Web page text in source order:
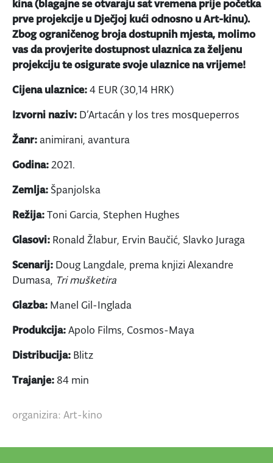
kina (blagajne se otvaraju sat vremena prije početka
prve projekcije u Dječjoj kući odnosno u Art-kinu).
Zbog ograničenog broja dostupnih mjesta, molimo
vas da provjerite dostupnost ulaznica za željenu
projekciju te osigurate svoje ulaznice na vrijeme!
Cijena ulaznice:4 EUR (30,14 HRK)
Izvorni naziv: D’Artacán y los tres mosqueperros
Žanr:animirani, avantura
Godina:2021.
Zemlja: Španjolska
Režija:Toni Garcia, Stephen Hughes
Glasovi: Ronald Žlabur, Ervin Baučić, Slavko Juraga
Scenarij: Doug Langdale, prema knjizi Alexandre
Dumasa, Tri mušketira
Glazba: Manel Gil-Inglada
Produkcija:Apolo Films, Cosmos-Maya
Distribucija: Blitz
Trajanje: 84 min
organizira: Art-kino